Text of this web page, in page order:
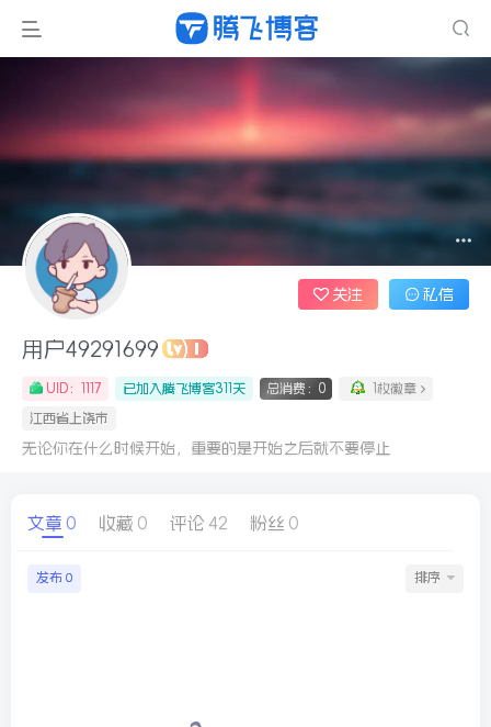
用户49291699
UID：1117 已加入腾飞博客311天 总消费：0 1枚徽章
江西省上饶市
无论你在什么时候开始，重要的是开始之后就不要停止
关注 私信
文章 0 收藏 0 评论 42 粉丝 0
发布 0 排序